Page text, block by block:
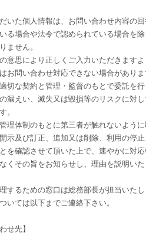
いた個人情報は、お問い合わせ内容の
る場合や法令で認められている場合を
ません。
意思により正しくご入力いただきます
お問い合わせ対応できない場合があり
切な契約と管理・監督のもとで委託を
漏えい、滅失又は毀損等のリスクに対
。
理体制のもとに第三者が触れないよう
示及び訂正、追加又は削除、利用の停
を確認させて頂いた上で、速やかに対
くその旨をお知らせし、理由を説明い
するための窓口は総務部長が担当いた
いては以下までご連絡下さい。
せ先】